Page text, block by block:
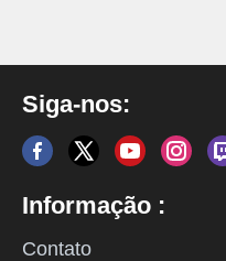
Siga-nos:
Informação :
Contato